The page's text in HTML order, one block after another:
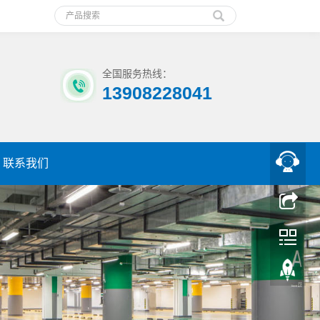
全国服务热线：
13908228041
联系我们